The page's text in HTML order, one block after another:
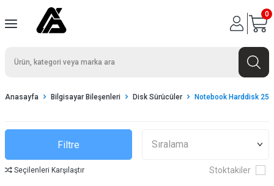
0
Anasayfa Bilgisayar Bileşenleri Disk Sürücüler Notebook Harddisk 25
Filtre
Stoktakiler
Seçilenleri Karşılaştır